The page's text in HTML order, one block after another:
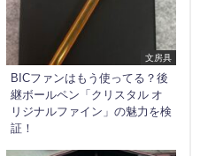
文房具
BICファンはもう使ってる？後
継ボールペン「クリスタル オ
リジナルファイン」の魅力を検
証！